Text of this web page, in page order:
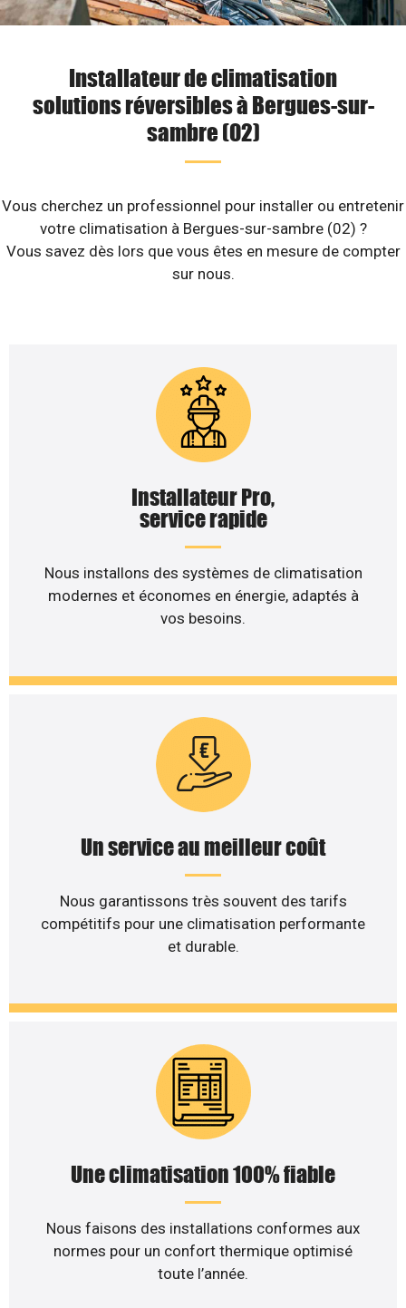
Installateur de climatisation
solutions réversibles à Bergues-sur-
sambre (02)
Vous cherchez un professionnel pour installer ou entretenir
votre climatisation à Bergues-sur-sambre (02) ?
Vous savez dès lors que vous êtes en mesure de compter
sur nous.
Installateur Pro,
service rapide
Nous installons des systèmes de climatisation
modernes et économes en énergie, adaptés à
vos besoins.
Un service au meilleur coût
Nous garantissons très souvent des tarifs
compétitifs pour une climatisation performante
et durable.
Une climatisation 100% fiable
Nous faisons des installations conformes aux
normes pour un confort thermique optimisé
toute l’année.